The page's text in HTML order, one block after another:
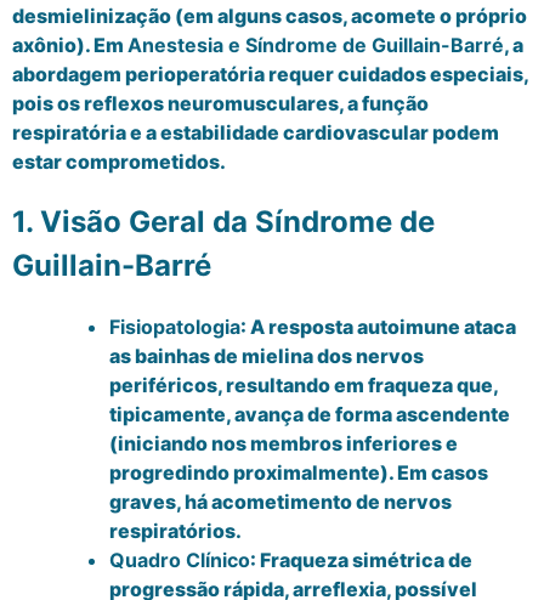
desmielinização (em alguns casos, acomete o próprio
axônio). Em Anestesia e Síndrome de Guillain-Barré, a
abordagem perioperatória requer cuidados especiais,
pois os reflexos neuromusculares, a função
respiratória e a estabilidade cardiovascular podem
estar comprometidos.
1. Visão Geral da Síndrome de
Guillain-Barré
Fisiopatologia: A resposta autoimune ataca
as bainhas de mielina dos nervos
periféricos, resultando em fraqueza que,
tipicamente, avança de forma ascendente
(iniciando nos membros inferiores e
progredindo proximalmente). Em casos
graves, há acometimento de nervos
respiratórios.
Quadro Clínico: Fraqueza simétrica de
progressão rápida, arreflexia, possível